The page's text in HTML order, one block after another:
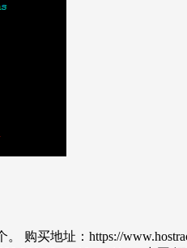
购买地址：https://